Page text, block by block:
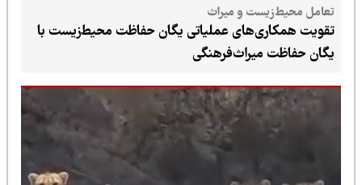
تعامل محیط‌زیست و میراث
تقویت همکاری‌های عملیاتی یگان حفاظت محیط‌زیست با
یگان حفاظت میراث‌فرهنگی